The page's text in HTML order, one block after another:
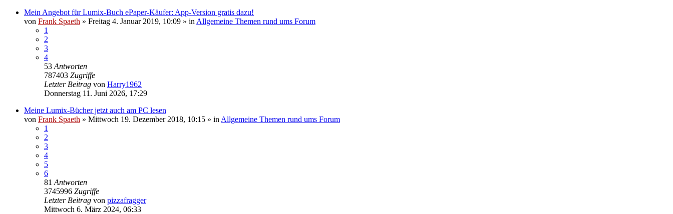
Mein Angebot für Lumix-Buch ePaper-Käufer: App-Version gratis dazu!
von Frank Spaeth » Freitag 4. Januar 2019, 10:09 » in Allgemeine Themen rund ums Forum
1
2
3
4
53 Antworten
787403 Zugriffe
Letzter Beitrag von Harry1962
Donnerstag 11. Juni 2026, 17:29
Meine Lumix-Bücher jetzt auch am PC lesen
von Frank Spaeth » Mittwoch 19. Dezember 2018, 10:15 » in Allgemeine Themen rund ums Forum
1
2
3
4
5
6
81 Antworten
3745996 Zugriffe
Letzter Beitrag von pizzafragger
Mittwoch 6. März 2024, 06:33